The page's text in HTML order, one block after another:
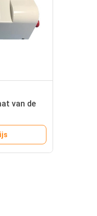
van de
de